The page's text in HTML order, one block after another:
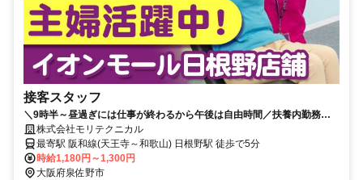
接客スタッフ
＼9時半～昼過ぎには仕事が終わるから午後は自由時間／扶養内勤務
OK！週2日～家庭と無理なく両立！
株式会社モリテクニカル
最寄駅 阪和線(天王寺～和歌山) 日根野駅 徒歩で5分
時給1,180円～1,300円
大阪府泉佐野市